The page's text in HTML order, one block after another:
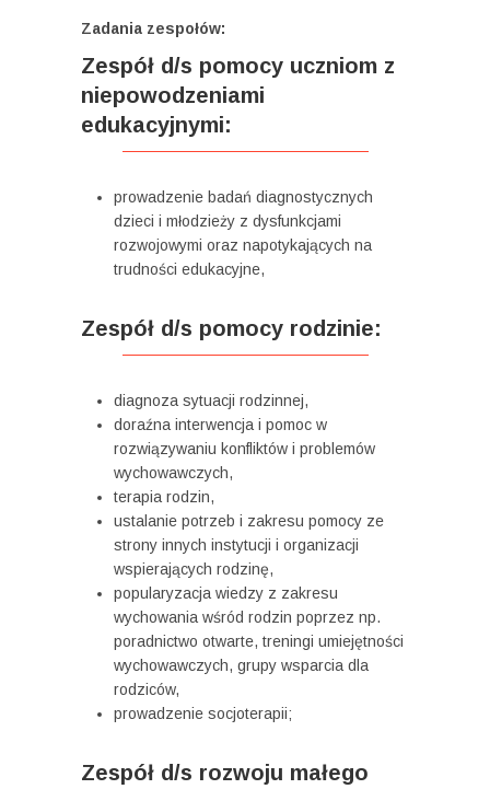
Zadania zespołów:
Zespół d/s pomocy uczniom z
niepowodzeniami
edukacyjnymi:
prowadzenie badań diagnostycznych
dzieci i młodzieży z dysfunkcjami
rozwojowymi oraz napotykających na
trudności edukacyjne,
Zespół d/s pomocy rodzinie:
diagnoza sytuacji rodzinnej,
doraźna interwencja i pomoc w
rozwiązywaniu konfliktów i problemów
wychowawczych,
terapia rodzin,
ustalanie potrzeb i zakresu pomocy ze
strony innych instytucji i organizacji
wspierających rodzinę,
popularyzacja wiedzy z zakresu
wychowania wśród rodzin poprzez np.
poradnictwo otwarte, treningi umiejętności
wychowawczych, grupy wsparcia dla
rodziców,
prowadzenie socjoterapii;
Zespół d/s rozwoju małego